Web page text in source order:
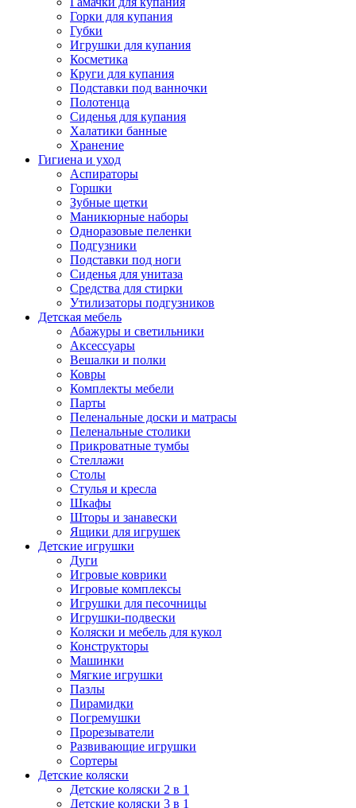
Горки для купания
Губки
Игрушки для купания
Косметика
Круги для купания
Подставки под ванночки
Полотенца
Сиденья для купания
Халатики банные
Хранение
Гигиена и уход
Аспираторы
Горшки
Зубные щетки
Маникюрные наборы
Одноразовые пеленки
Подгузники
Подставки под ноги
Сиденья для унитаза
Средства для стирки
Утилизаторы подгузников
Детская мебель
Абажуры и светильники
Аксессуары
Вешалки и полки
Ковры
Комплекты мебели
Парты
Пеленальные доски и матрасы
Пеленальные столики
Прикроватные тумбы
Стеллажи
Столы
Стулья и кресла
Шкафы
Шторы и занавески
Ящики для игрушек
Детские игрушки
Дуги
Игровые коврики
Игровые комплексы
Игрушки для песочницы
Игрушки-подвески
Коляски и мебель для кукол
Конструкторы
Машинки
Мягкие игрушки
Пазлы
Пирамидки
Погремушки
Прорезыватели
Развивающие игрушки
Сортеры
Детские коляски
Детские коляски 2 в 1
Детские коляски 3 в 1